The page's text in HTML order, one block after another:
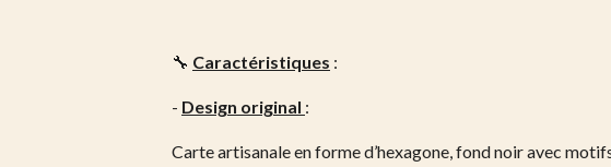
🔧 Caractéristiques :
- Design original :
Carte artisanale en forme d’hexagone, fond noir avec